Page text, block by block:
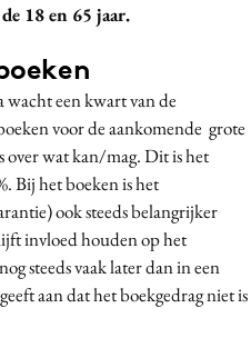
18 en 65 jaar.
een kwart van de
voor de aankomende grote
over wat kan/mag. Dit is het
Bij het boeken is het
ook steeds belangrijker
invloed houden op het
steeds vaak later dan in een
aan dat het boekgedrag niet is